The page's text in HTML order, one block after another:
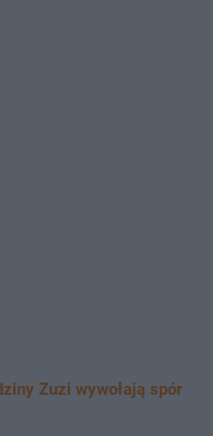
Zuzi wywołają spór